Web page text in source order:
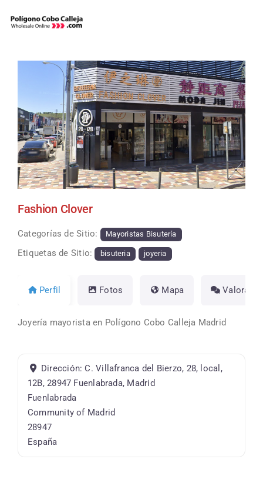
Fashion Clover
Categorías de Sitio: Mayoristas Bisutería
Etiquetas de Sitio: bisuteria joyeria
Perfil Fotos Mapa
Joyería mayorista en Polígono Cobo Calleja Madrid
Dirección:C. Villafranca del Bierzo, 28, local,
12B, 28947 Fuenlabrada, Madrid
Fuenlabrada
Community of Madrid
28947
España